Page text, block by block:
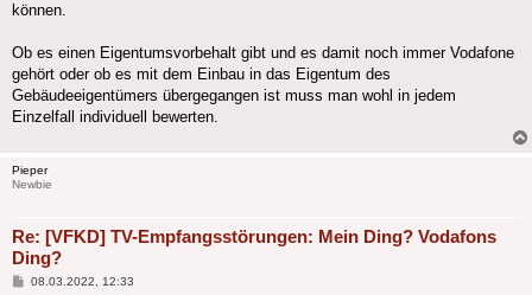
können.
Ob es einen Eigentumsvorbehalt gibt und es damit noch immer Vodafone
gehört oder ob es mit dem Einbau in das Eigentum des
Gebäudeeigentümers übergegangen ist muss man wohl in jedem
Einzelfall individuell bewerten.
Pieper
Newbie
Re: [VFKD] TV-Empfangsstörungen: Mein Ding? Vodafons
Ding?
Beitrag
08.03.2022, 12:33